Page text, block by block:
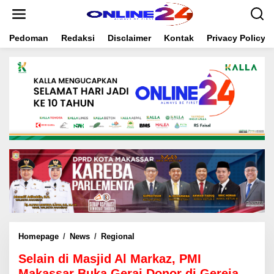
t
Pedoman Redaksi Disclaimer Kontak Privacy Policy
Homepage / News / Regional
l
a
Selain di Masjid Al Markaz, PMI